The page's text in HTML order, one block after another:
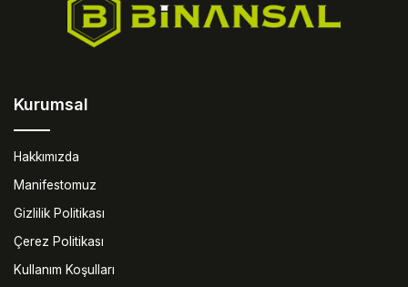
Kurumsal
Hakkımızda
Manifestomuz
Gizlilik Politikası
Çerez Politikası
Kullanım Koşulları